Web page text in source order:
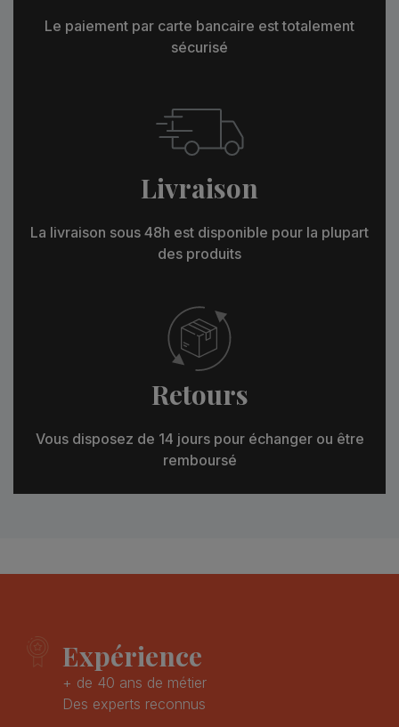
Le paiement par carte bancaire est totalement
sécurisé
Livraison
La livraison sous 48h est disponible pour la plupart
des produits
Retours
Vous disposez de 14 jours pour échanger ou être
remboursé
Expérience
+ de 40 ans de métier
Des experts reconnus